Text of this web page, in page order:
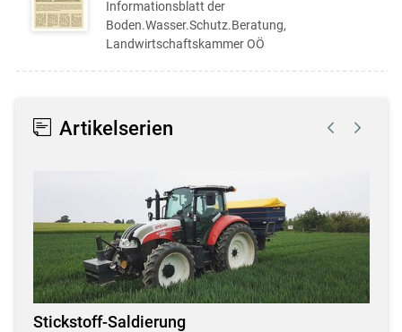
Informationsblatt der
Boden.Wasser.Schutz.Beratung,
Landwirtschaftskammer OÖ
Artikelserien
Stickstoff-Saldierung